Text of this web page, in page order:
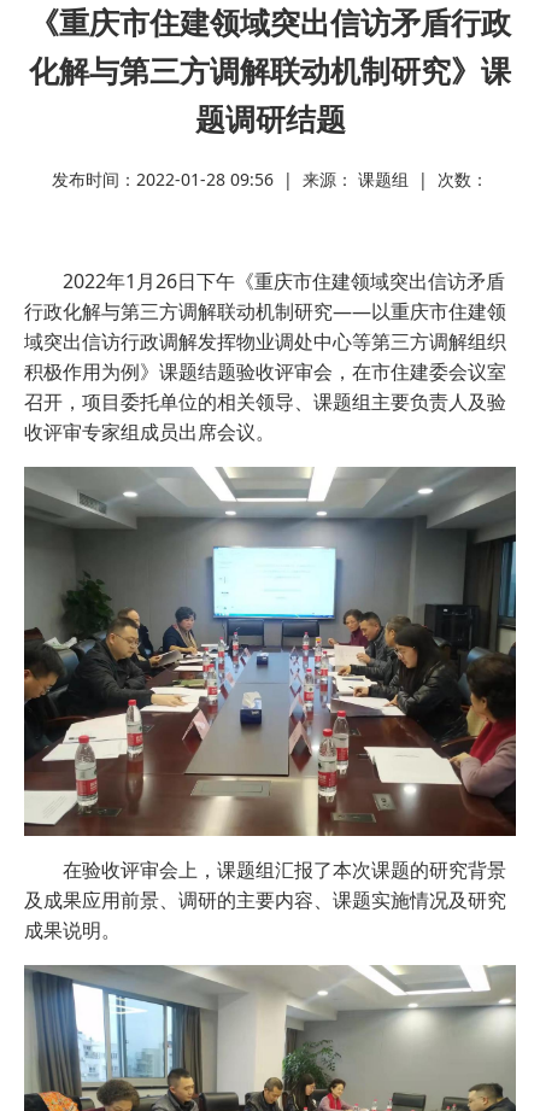
《重庆市住建领域突出信访矛盾行政
化解与第三方调解联动机制研究》课
题调研结题
发布时间：2022-01-28 09:56 | 来源： 课题组 | 次数：
2022年1月26日下午《重庆市住建领域突出信访矛盾
行政化解与第三方调解联动机制研究——以重庆市住建领
域突出信访行政调解发挥物业调处中心等第三方调解组织
积极作用为例》课题结题验收评审会，在市住建委会议室
召开，项目委托单位的相关领导、课题组主要负责人及验
收评审专家组成员出席会议。
在验收评审会上，课题组汇报了本次课题的研究背景
及成果应用前景、调研的主要内容、课题实施情况及研究
成果说明。